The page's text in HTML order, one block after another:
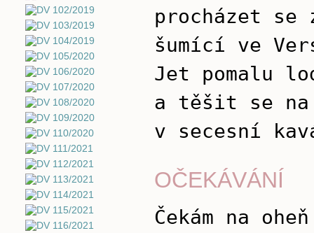
procházet
šumící ve
Jet pomalu
a těšit se na
v secesní
OČEKÁVÁNÍ
Čekám na